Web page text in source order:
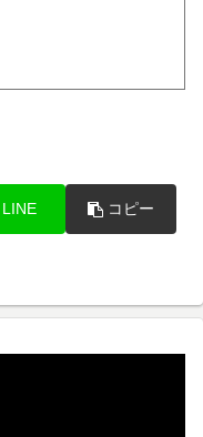
LINE コピー